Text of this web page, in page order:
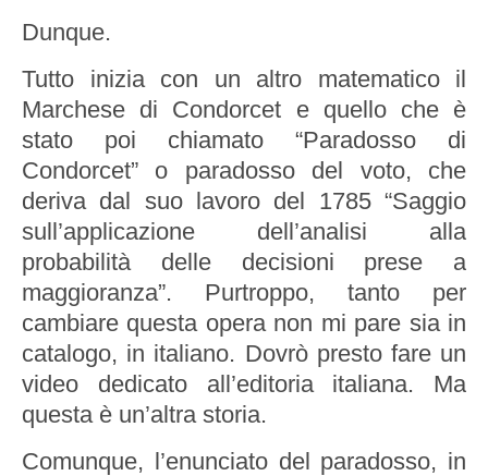
Dunque.
Tutto inizia con un altro matematico il
Marchese di Condorcet e quello che è
stato poi chiamato “Paradosso di
Condorcet” o paradosso del voto, che
deriva dal suo lavoro del 1785 “Saggio
sull’applicazione dell’analisi alla
probabilità delle decisioni prese a
maggioranza”. Purtroppo, tanto per
cambiare questa opera non mi pare sia in
catalogo, in italiano. Dovrò presto fare un
video dedicato all’editoria italiana. Ma
questa è un’altra storia.
Comunque, l’enunciato del paradosso, in